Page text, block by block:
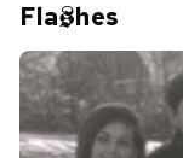
Fla hes